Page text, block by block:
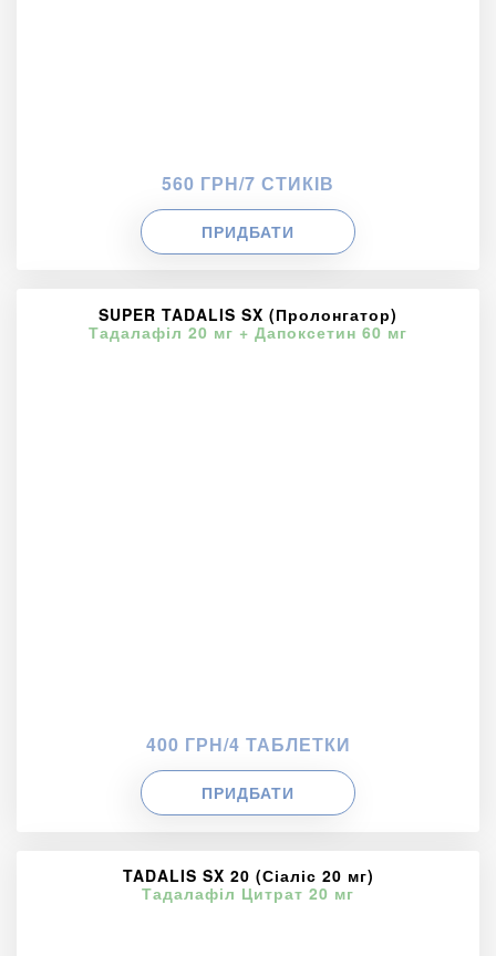
560 ГРН/7 СТИКІВ
ПРИДБАТИ
SUPER TADALIS SX (Пролонгатор)
Тадалафіл 20 мг + Дапоксетин 60 мг
400 ГРН/4 ТАБЛЕТКИ
ПРИДБАТИ
TADALIS SX 20 (Сіаліс 20 мг)
Тадалафіл Цитрат 20 мг